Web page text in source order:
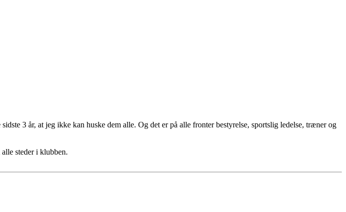
3 år, at jeg ikke kan huske dem alle. Og det er på alle fronter bestyrelse, sportslig ledelse, træner og
steder i klubben.